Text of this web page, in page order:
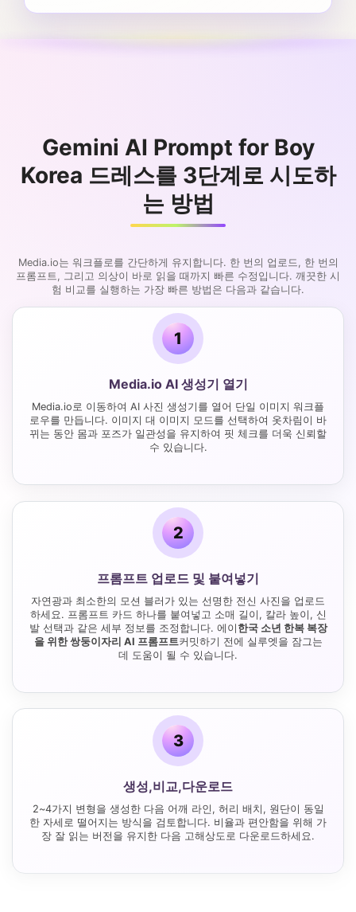
Gemini AI Prompt for Boy
Korea 드레스를 3단계로 시도하
는 방법
Media.io는 워크플로를 간단하게 유지합니다. 한 번의 업로드, 한 번의
프롬프트, 그리고 의상이 바로 읽을 때까지 빠른 수정입니다. 깨끗한 시
험 비교를 실행하는 가장 빠른 방법은 다음과 같습니다.
1
Media.io AI 생성기 열기
Media.io로 이동하여 AI 사진 생성기를 열어 단일 이미지 워크플
로우를 만듭니다. 이미지 대 이미지 모드를 선택하여 옷차림이 바
뀌는 동안 몸과 포즈가 일관성을 유지하여 핏 체크를 더욱 신뢰할
수 있습니다.
2
프롬프트 업로드 및 붙여넣기
자연광과 최소한의 모션 블러가 있는 선명한 전신 사진을 업로드
하세요. 프롬프트 카드 하나를 붙여넣고 소매 길이, 칼라 높이, 신
발 선택과 같은 세부 정보를 조정합니다. 에이 한국 소년 한복 복장
을 위한 쌍둥이자리 AI 프롬프트커밋하기 전에 실루엣을 잠그는
데 도움이 될 수 있습니다.
3
생성,비교,다운로드
2~4가지 변형을 생성한 다음 어깨 라인, 허리 배치, 원단이 동일
한 자세로 떨어지는 방식을 검토합니다. 비율과 편안함을 위해 가
장 잘 읽는 버전을 유지한 다음 고해상도로 다운로드하세요.